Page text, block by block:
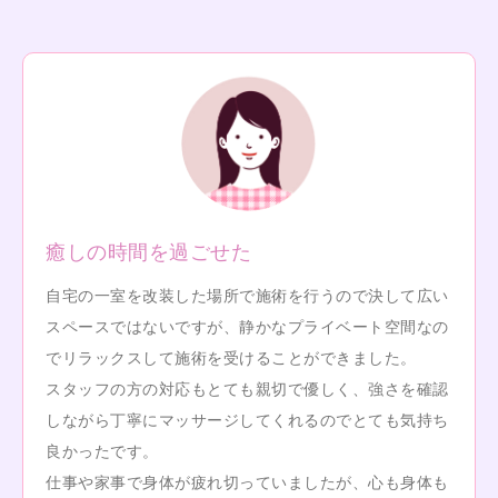
癒しの時間を過ごせた
自宅の一室を改装した場所で施術を行うので決して広い
スペースではないですが、静かなプライベート空間なの
でリラックスして施術を受けることができました。
スタッフの方の対応もとても親切で優しく、強さを確認
しながら丁寧にマッサージしてくれるのでとても気持ち
良かったです。
仕事や家事で身体が疲れ切っていましたが、心も身体も